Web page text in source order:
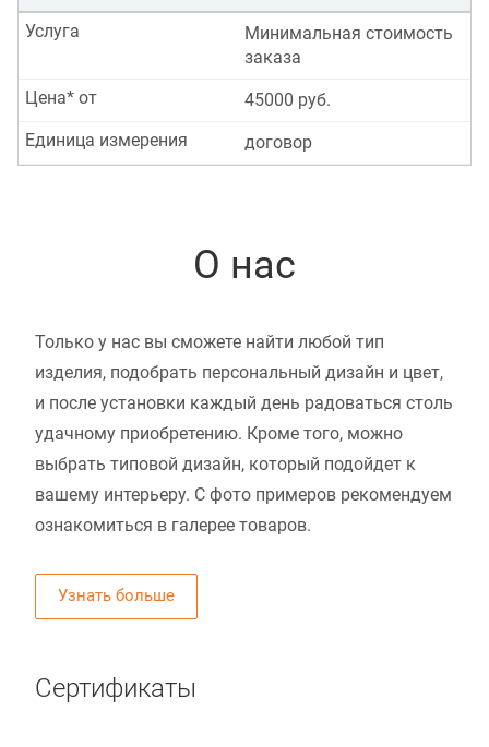
Минимальная стоимость
заказа
Услуга
45000 руб.
Цена* от
договор
Единица измерения
О нас
Только у нас вы сможете найти любой тип
изделия, подобрать персональный дизайн и цвет,
и после установки каждый день радоваться столь
удачному приобретению. Кроме того, можно
выбрать типовой дизайн, который подойдет к
вашему интерьеру. С фото примеров рекомендуем
ознакомиться в галерее товаров.
Узнать больше
Сертификаты